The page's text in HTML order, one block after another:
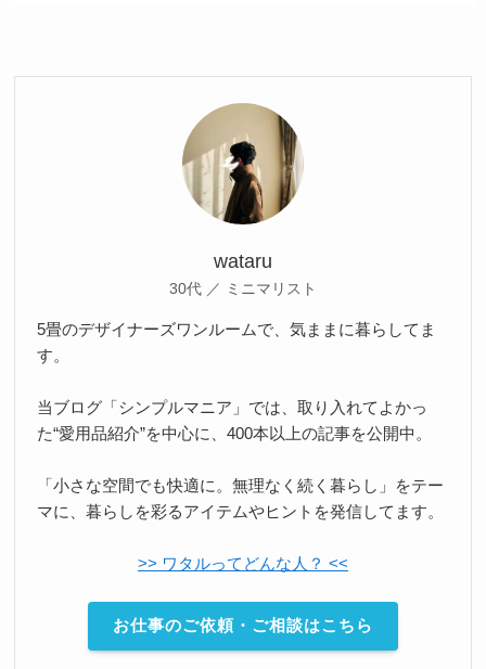
wataru
30代 ／ ミニマリスト
5畳のデザイナーズワンルームで、気ままに暮らしてま
す。
当ブログ「シンプルマニア」では、取り入れてよかっ
た“愛用品紹介”を中心に、400本以上の記事を公開中。
「小さな空間でも快適に。無理なく続く暮らし」をテー
マに、暮らしを彩るアイテムやヒントを発信してます。
>> ワタルってどんな人？ <<
お仕事のご依頼・ご相談はこちら